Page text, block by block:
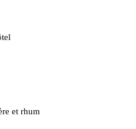
et rhum